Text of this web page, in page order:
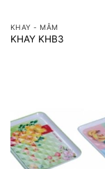
KHAY - MÂM
KHAY KHB3